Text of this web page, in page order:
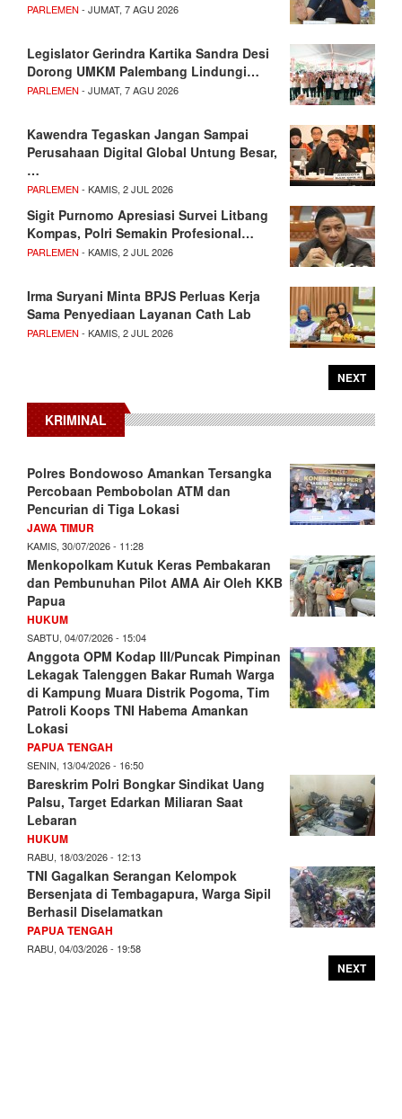
PARLEMEN - JUMAT, 7 AGU 2026
Legislator Gerindra Kartika Sandra Desi
Dorong UMKM Palembang Lindungi…
PARLEMEN - JUMAT, 7 AGU 2026
Kawendra Tegaskan Jangan Sampai
Perusahaan Digital Global Untung Besar,
…
PARLEMEN - KAMIS, 2 JUL 2026
Sigit Purnomo Apresiasi Survei Litbang
Kompas, Polri Semakin Profesional…
PARLEMEN - KAMIS, 2 JUL 2026
Irma Suryani Minta BPJS Perluas Kerja
Sama Penyediaan Layanan Cath Lab
PARLEMEN - KAMIS, 2 JUL 2026
NEXT
KRIMINAL
Polres Bondowoso Amankan Tersangka
Percobaan Pembobolan ATM dan
Pencurian di Tiga Lokasi
JAWA TIMUR
KAMIS, 30/07/2026 - 11:28
Menkopolkam Kutuk Keras Pembakaran
dan Pembunuhan Pilot AMA Air Oleh KKB
Papua
HUKUM
SABTU, 04/07/2026 - 15:04
Anggota OPM Kodap III/Puncak Pimpinan
Lekagak Talenggen Bakar Rumah Warga
di Kampung Muara Distrik Pogoma, Tim
Patroli Koops TNI Habema Amankan
Lokasi
PAPUA TENGAH
SENIN, 13/04/2026 - 16:50
Bareskrim Polri Bongkar Sindikat Uang
Palsu, Target Edarkan Miliaran Saat
Lebaran
HUKUM
RABU, 18/03/2026 - 12:13
TNI Gagalkan Serangan Kelompok
Bersenjata di Tembagapura, Warga Sipil
Berhasil Diselamatkan
PAPUA TENGAH
RABU, 04/03/2026 - 19:58
NEXT